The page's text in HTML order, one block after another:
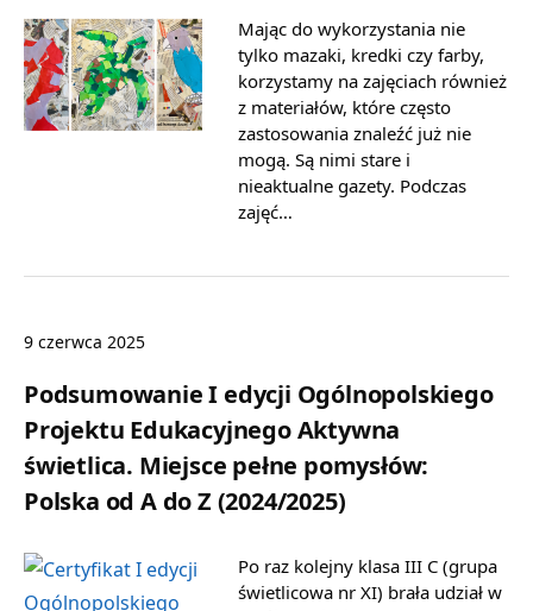
Mając do wykorzystania nie
tylko mazaki, kredki czy farby,
korzystamy na zajęciach również
z materiałów, które często
zastosowania znaleźć już nie
mogą. Są nimi stare i
nieaktualne gazety. Podczas
zajęć…
9 czerwca 2025
Podsumowanie I edycji Ogólnopolskiego
Projektu Edukacyjnego Aktywna
świetlica. Miejsce pełne pomysłów:
Polska od A do Z (2024/2025)
Po raz kolejny klasa III C (grupa
świetlicowa nr XI) brała udział w